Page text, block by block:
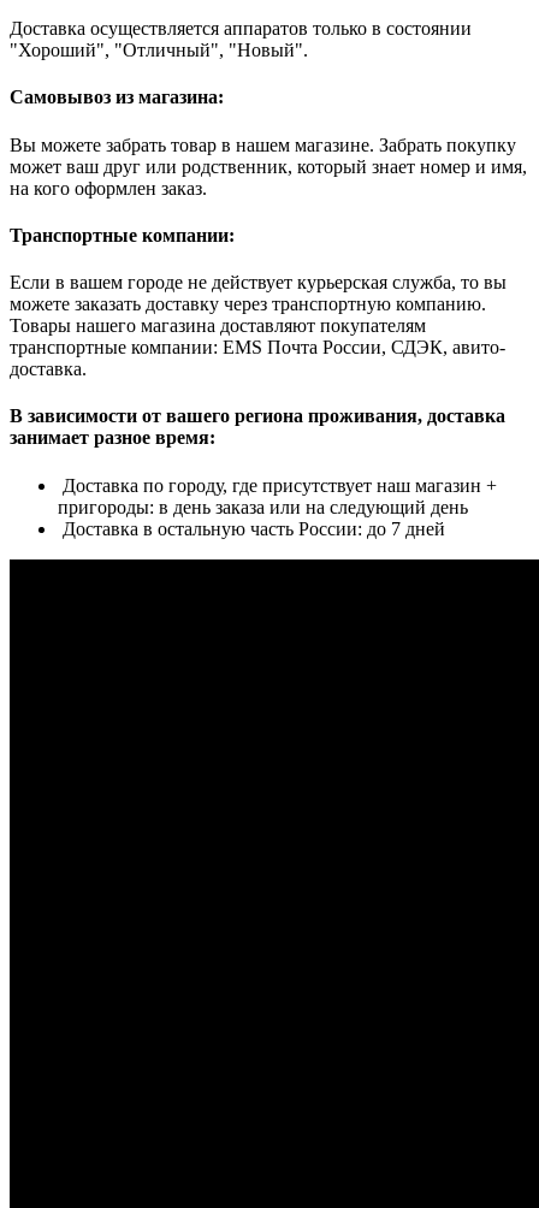
Доставка осуществляется аппаратов только в состоянии
"Хороший", "Отличный", "Новый".
Самовывоз из магазина:
Вы можете забрать товар в нашем магазине. Забрать покупку
может ваш друг или родственник, который знает номер и имя,
на кого оформлен заказ.
Транспортные компании:
Если в вашем городе не действует курьерская служба, то вы
можете заказать доставку через транспортную компанию.
Товары нашего магазина доставляют покупателям
транспортные компании: EMS Почта России, СДЭК, авито-
доставка.
В зависимости от вашего региона проживания, доставка
занимает разное время:
Доставка по городу, где присутствует наш магазин +
пригороды: в день заказа или на следующий день
Доставка в остальную часть России: до 7 дней